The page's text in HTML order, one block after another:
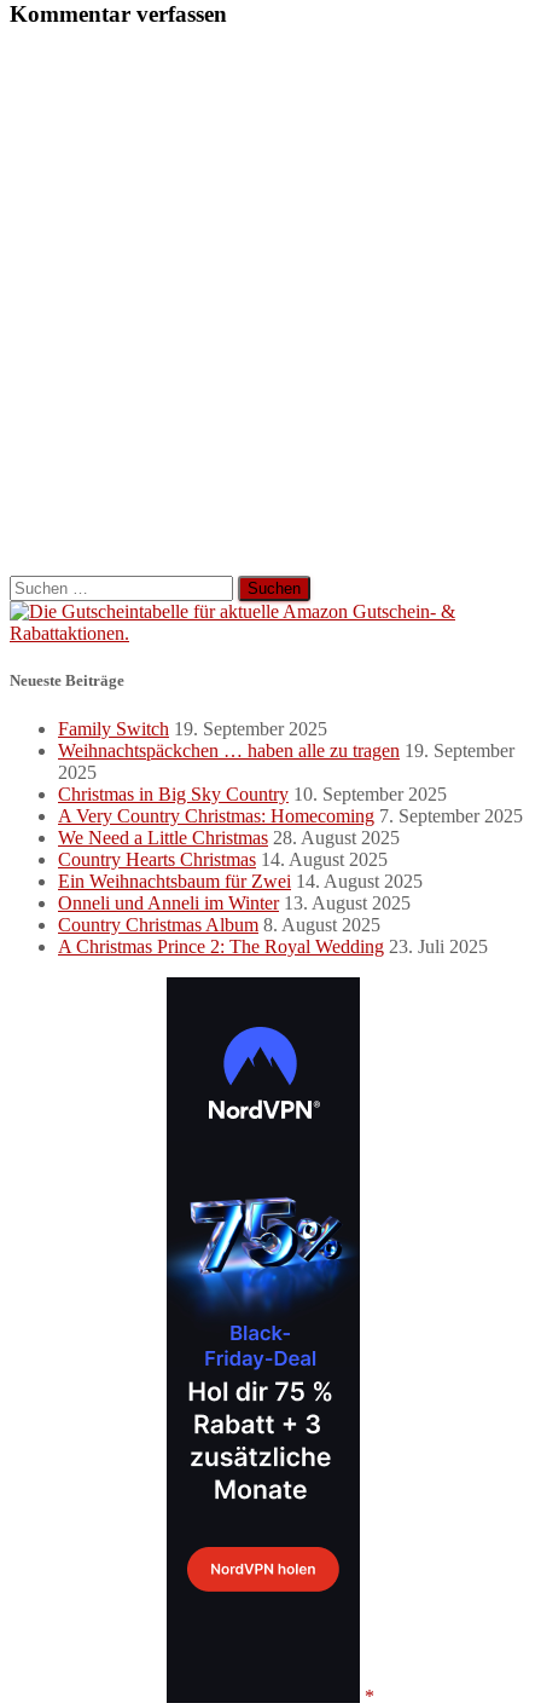
Kommentar verfassen
Suchen
nach:
Neueste Beiträge
Family Switch 19. September 2025
Weihnachtspäckchen … haben alle zu tragen 19. September
2025
Christmas in Big Sky Country 10. September 2025
A Very Country Christmas: Homecoming 7. September 2025
We Need a Little Christmas 28. August 2025
Country Hearts Christmas 14. August 2025
Ein Weihnachtsbaum für Zwei 14. August 2025
Onneli und Anneli im Winter 13. August 2025
Country Christmas Album 8. August 2025
A Christmas Prince 2: The Royal Wedding 23. Juli 2025